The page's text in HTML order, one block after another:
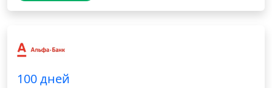
100 дней